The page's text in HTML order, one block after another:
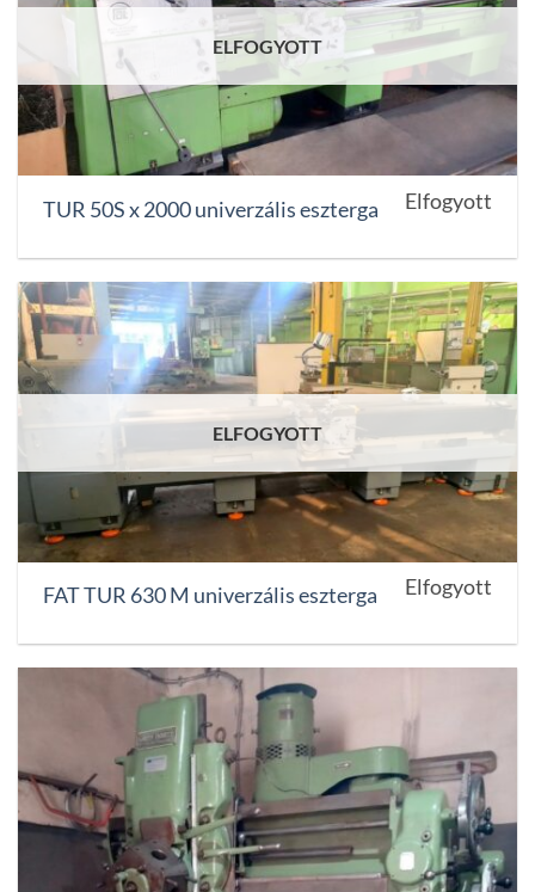
ELFOGYOTT
TUR 50S x 2000 univerzális eszterga Elfogyott
ELFOGYOTT
FAT TUR 630 M univerzális eszterga Elfogyott